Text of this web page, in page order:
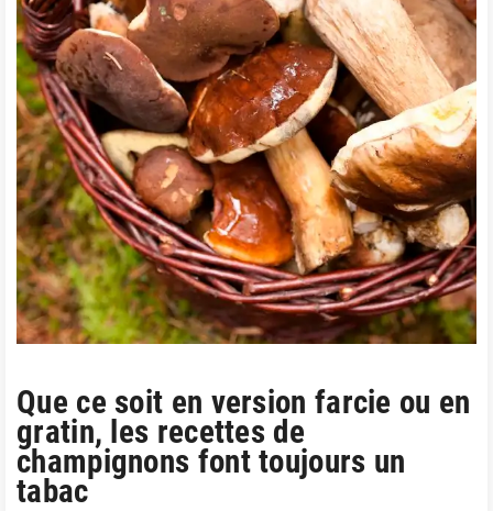
Que ce soit en version farcie ou en
gratin, les recettes de
champignons font toujours un
tabac